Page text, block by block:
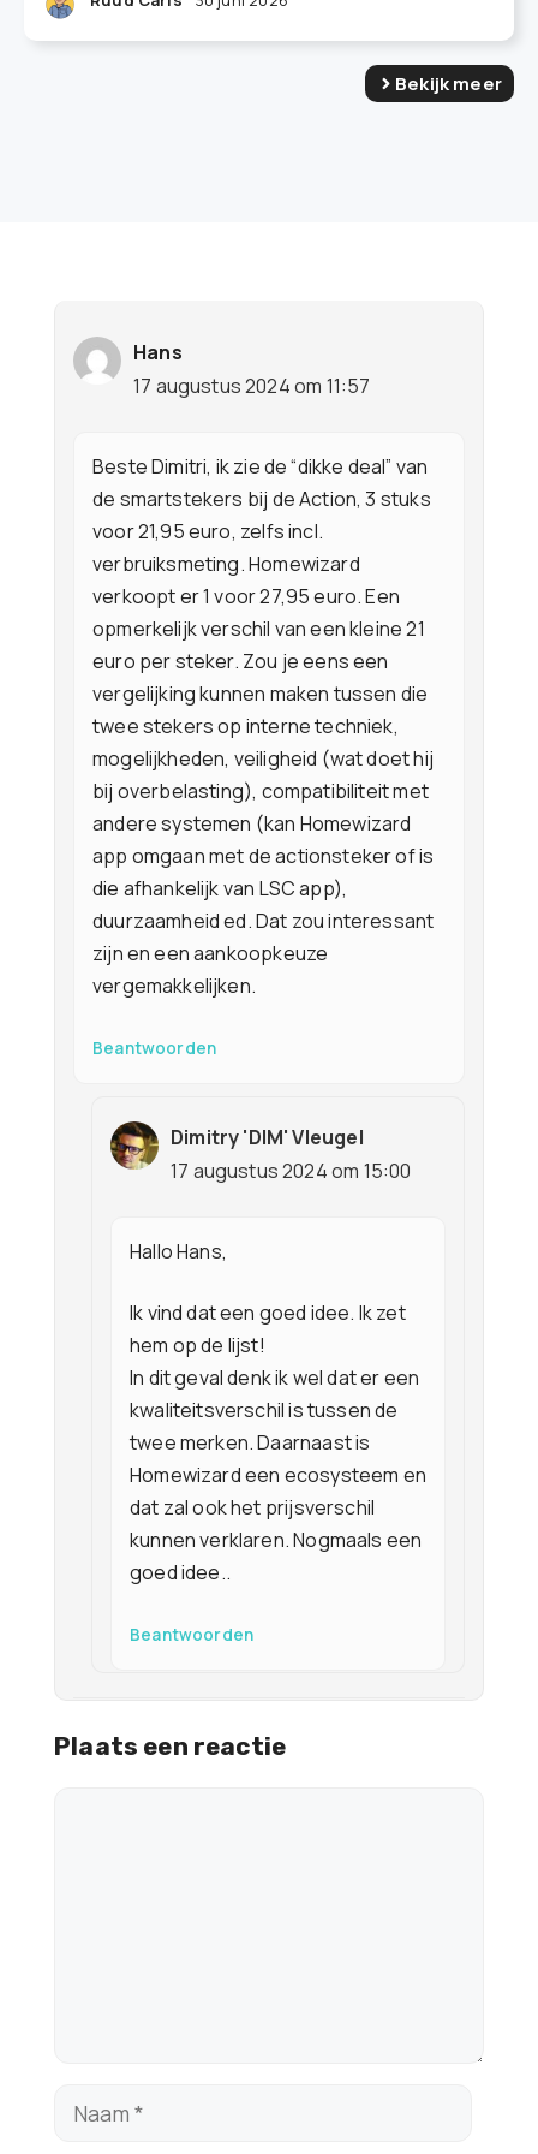
Bekijk meer
Hans
17 augustus 2024 om 11:57
Beste Dimitri, ik zie de “dikke deal” van
de smartstekers bij de Action, 3 stuks
voor 21,95 euro, zelfs incl.
verbruiksmeting. Homewizard
verkoopt er 1 voor 27,95 euro. Een
opmerkelijk verschil van een kleine 21
euro per steker. Zou je eens een
vergelijking kunnen maken tussen die
twee stekers op interne techniek,
mogelijkheden, veiligheid (wat doet hij
bij overbelasting), compatibiliteit met
andere systemen (kan Homewizard
app omgaan met de actionsteker of is
die afhankelijk van LSC app),
duurzaamheid ed. Dat zou interessant
zijn en een aankoopkeuze
vergemakkelijken.
Beantwoorden
Dimitry 'DIM' Vleugel
17 augustus 2024 om 15:00
Hallo Hans,
Ik vind dat een goed idee. Ik zet
hem op de lijst!
In dit geval denk ik wel dat er een
kwaliteitsverschil is tussen de
twee merken. Daarnaast is
Homewizard een ecosysteem en
dat zal ook het prijsverschil
kunnen verklaren. Nogmaals een
goed idee..
Beantwoorden
Plaats een reactie
Naam